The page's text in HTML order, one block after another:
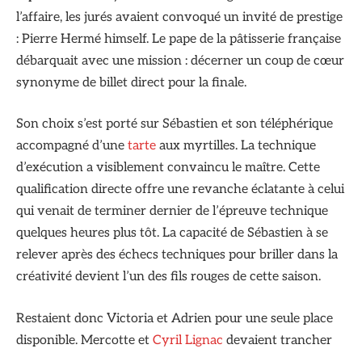
l’affaire, les jurés avaient convoqué un invité de prestige
: Pierre Hermé himself. Le pape de la pâtisserie française
débarquait avec une mission : décerner un coup de cœur
synonyme de billet direct pour la finale.
Son choix s’est porté sur Sébastien et son téléphérique
accompagné d’une tarte aux myrtilles. La technique
d’exécution a visiblement convaincu le maître. Cette
qualification directe offre une revanche éclatante à celui
qui venait de terminer dernier de l’épreuve technique
quelques heures plus tôt. La capacité de Sébastien à se
relever après des échecs techniques pour briller dans la
créativité devient l’un des fils rouges de cette saison.
Restaient donc Victoria et Adrien pour une seule place
disponible. Mercotte et Cyril Lignac devaient trancher